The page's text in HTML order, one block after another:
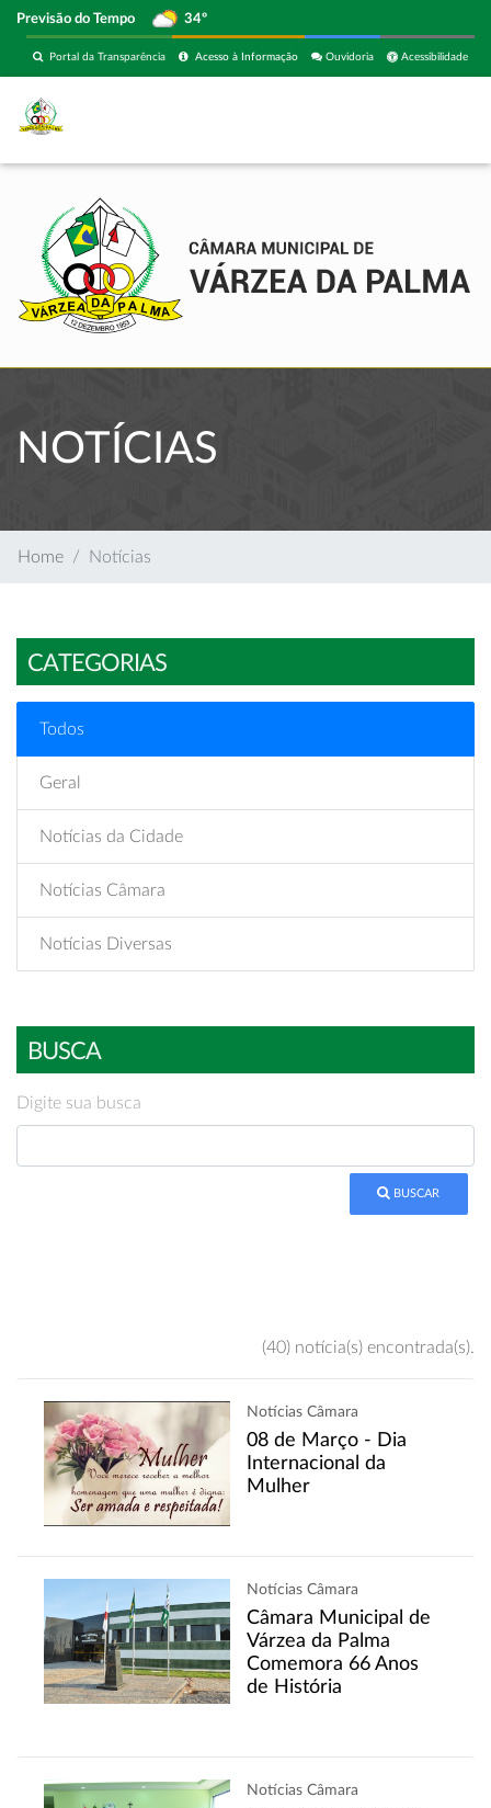
Previsão do Tempo 34º
Acessibilidade
Ouvidoria
Acesso à Informação
Portal da Transparência
NOTÍCIAS
Home Notícias
CATEGORIAS
Todos
Geral
Notícias da Cidade
Notícias Câmara
Notícias Diversas
BUSCA
Digite sua busca
BUSCAR
(40) notícia(s) encontrada(s).
Notícias Câmara
08 de Março - Dia
Internacional da
Mulher
Notícias Câmara
Câmara Municipal de
Várzea da Palma
Comemora 66 Anos
de História
Notícias Câmara